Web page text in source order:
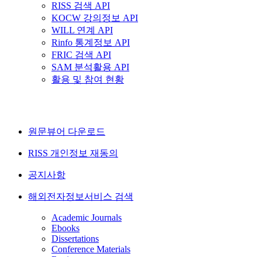
RISS 검색 API
KOCW 강의정보 API
WILL 연계 API
Rinfo 통계정보 API
FRIC 검색 API
SAM 분석활용 API
활용 및 참여 현황
원문뷰어 다운로드
RISS 개인정보 재동의
공지사항
해외전자정보서비스 검색
Academic Journals
Ebooks
Dissertations
Conference Materials